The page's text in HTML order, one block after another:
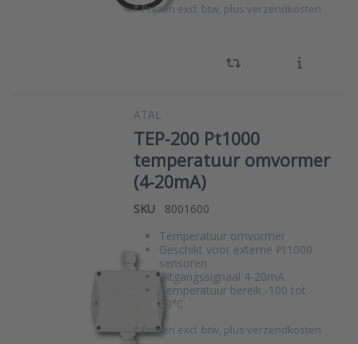
*Prijzen excl. btw, plus verzendkosten
ATAL
TEP-200 Pt1000
temperatuur omvormer
(4-20mA)
SKU
8001600
Temperatuur omvormer
Geschikt voor externe Pt1000
sensoren
Uitgangssignaal 4-20mA
Temperatuur bereik -100 tot
30°C
*Prijzen excl. btw, plus verzendkosten